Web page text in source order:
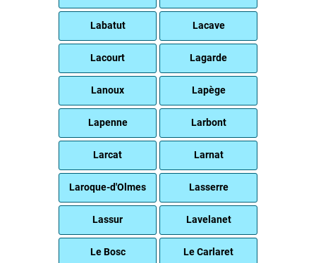
Labatut Lacave
Lacourt Lagarde
Lanoux Lapège
Lapenne Larbont
Larcat Larnat
Laroque-d'Olmes Lasserre
Lassur Lavelanet
Le Bosc Le Carlaret